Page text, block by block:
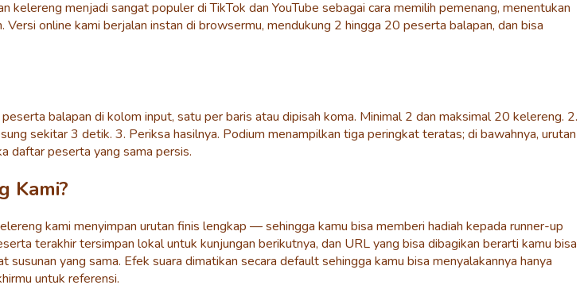
menjadi sangat populer di TikTok dan YouTube sebagai cara memilih pemenang, menentukan
online kami berjalan instan di browsermu, mendukung 2 hingga 20 peserta balapan, dan bisa
balapan di kolom input, satu per baris atau dipisah koma. Minimal 2 dan maksimal 20 kelereng. 2.
sekitar 3 detik. 3. Periksa hasilnya. Podium menampilkan tiga peringkat teratas; di bawahnya, urutan
daftar peserta yang sama persis.
Kami?
kami menyimpan urutan finis lengkap — sehingga kamu bisa memberi hadiah kepada runner-up
terakhir tersimpan lokal untuk kunjungan berikutnya, dan URL yang bisa dibagikan berarti kamu bisa
yang sama. Efek suara dimatikan secara default sehingga kamu bisa menyalakannya hanya
untuk referensi.